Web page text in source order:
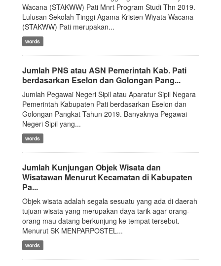
Wacana (STAKWW) Pati Mnrt Program Studi Thn 2019.
Lulusan Sekolah Tinggi Agama Kristen Wiyata Wacana
(STAKWW) Pati merupakan...
words
Jumlah PNS atau ASN Pemerintah Kab. Pati
berdasarkan Eselon dan Golongan Pang...
Jumlah Pegawai Negeri Sipil atau Aparatur Sipil Negara
Pemerintah Kabupaten Pati berdasarkan Eselon dan
Golongan Pangkat Tahun 2019. Banyaknya Pegawai
Negeri Sipil yang...
words
Jumlah Kunjungan Objek Wisata dan
Wisatawan Menurut Kecamatan di Kabupaten
Pa...
Objek wisata adalah segala sesuatu yang ada di daerah
tujuan wisata yang merupakan daya tarik agar orang-
orang mau datang berkunjung ke tempat tersebut.
Menurut SK MENPARPOSTEL...
words